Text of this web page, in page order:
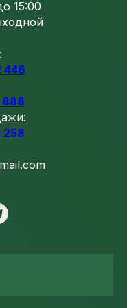
15:00
446
888
258